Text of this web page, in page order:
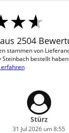
2504
stammen von
Steinbach bestellt
Stürz
31 Jul 2026 um 8:55